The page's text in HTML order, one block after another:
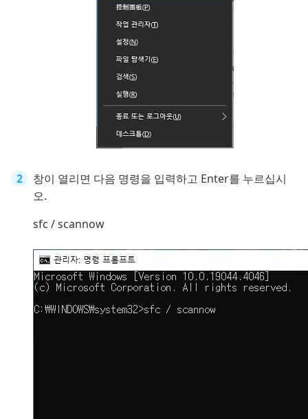
창이 열리면 다음 명령을 입력하고 Enter를 누르십시
오.
sfc / scannow